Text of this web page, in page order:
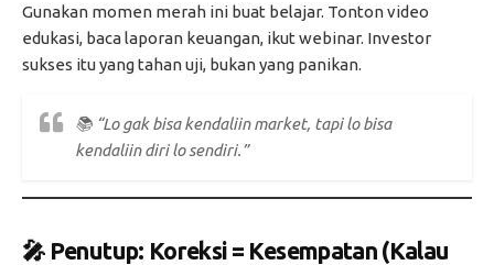
Gunakan momen merah ini buat belajar. Tonton video
edukasi, baca laporan keuangan, ikut webinar. Investor
sukses itu yang tahan uji, bukan yang panikan.
📚 “Lo gak bisa kendaliin market, tapi lo bisa
kendaliin diri lo sendiri.”
🎤 Penutup: Koreksi = Kesempatan (Kalau